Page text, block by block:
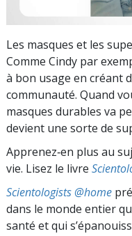
Les masques et les
Comme Cindy par
à bon usage en créant
communauté. Quand
masques durables va
devient une sorte de
Apprenez‑en plus au
vie. Lisez le livre
Scientologists @home
dans le monde entier
santé et qui